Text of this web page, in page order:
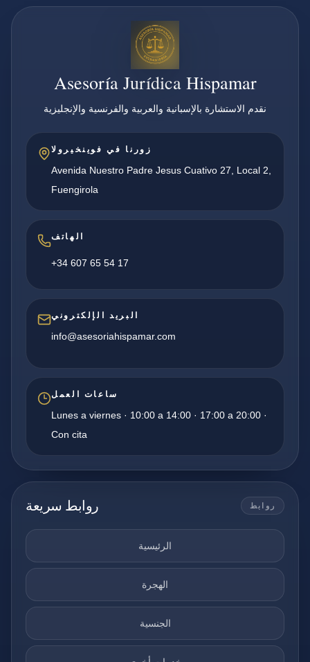
Asesoría Jurídica Hispamar
نقدم الاستشارة بالإسبانية والعربية والفرنسية والإنجليزية
زورنا في فوينخيرولا
Avenida Nuestro Padre Jesus Cuativo 27, Local 2,
Fuengirola
الهاتف
+34 607 65 54 17
البريد الإلكتروني
info@asesoriahispamar.com
ساعات العمل
Lunes a viernes · 10:00 a 14:00 · 17:00 a 20:00 ·
Con cita
روابط سريعة روابط
الرئيسية
الهجرة
الجنسية